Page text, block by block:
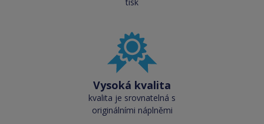
Vysoká kvalita
kvalita je srovnatelná s
originálními náplněmi